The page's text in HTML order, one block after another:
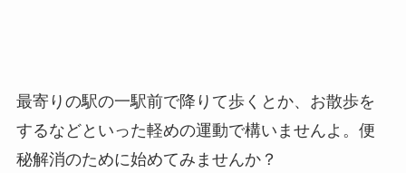
最寄りの駅の一駅前で降りて歩くとか、お散歩を
するなどといった軽めの運動で構いませんよ。便
秘解消のために始めてみませんか？